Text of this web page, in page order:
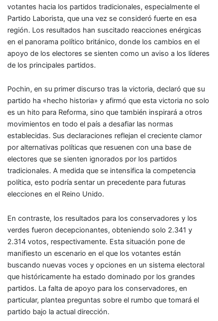
votantes hacia los partidos tradicionales, especialmente el
Partido Laborista, que una vez se consideró fuerte en esa
región. Los resultados han suscitado reacciones enérgicas
en el panorama político británico, donde los cambios en el
apoyo de los electores se sienten como un aviso a los líderes
de los principales partidos.
Pochin, en su primer discurso tras la victoria, declaró que su
partido ha «hecho historia» y afirmó que esta victoria no solo
es un hito para Reforma, sino que también inspirará a otros
movimientos en todo el país a desafiar las normas
establecidas. Sus declaraciones reflejan el creciente clamor
por alternativas políticas que resuenen con una base de
electores que se sienten ignorados por los partidos
tradicionales. A medida que se intensifica la competencia
política, esto podría sentar un precedente para futuras
elecciones en el Reino Unido.
En contraste, los resultados para los conservadores y los
verdes fueron decepcionantes, obteniendo solo 2.341 y
2.314 votos, respectivamente. Esta situación pone de
manifiesto un escenario en el que los votantes están
buscando nuevas voces y opciones en un sistema electoral
que históricamente ha estado dominado por los grandes
partidos. La falta de apoyo para los conservadores, en
particular, plantea preguntas sobre el rumbo que tomará el
partido bajo la actual dirección.